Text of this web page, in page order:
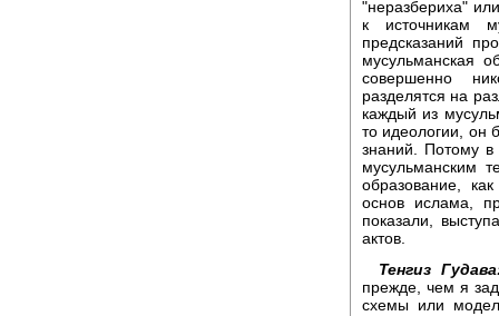
"неразбериха"
к источникам
предсказаний
мусульманская
совершенно
разделятся на
каждый из
то идеологии, он
знаний. Потому в
мусульманским
образование,
основ ислама,
показали,
актов.
Тенгиз
прежде, чем я
схемы или